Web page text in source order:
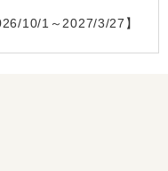
10/1～2027/3/27】